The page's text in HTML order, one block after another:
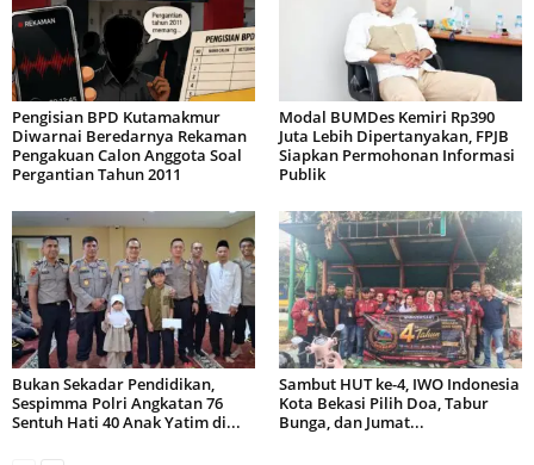
Pengisian BPD Kutamakmur
Diwarnai Beredarnya Rekaman
Pengakuan Calon Anggota Soal
Pergantian Tahun 2011
Modal BUMDes Kemiri Rp390
Juta Lebih Dipertanyakan, FPJB
Siapkan Permohonan Informasi
Publik
Bukan Sekadar Pendidikan,
Sespimma Polri Angkatan 76
Sentuh Hati 40 Anak Yatim di...
Sambut HUT ke-4, IWO Indonesia
Kota Bekasi Pilih Doa, Tabur
Bunga, dan Jumat...